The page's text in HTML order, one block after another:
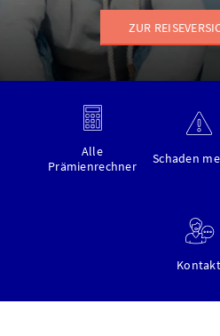
ZUR
Alle
Prämienrechner
Schaden
Kontakt